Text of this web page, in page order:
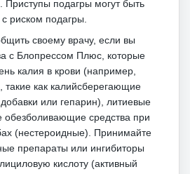
Приступы подагры могут быть
риском подагры.
своему врачу, если вы
с Блопрессом Плюс, которые
калия в крови (например,
такие как калийсберегающие
или гепарин), литиевые
обезболивающие средства при
(нестероидные). Принимайте
препараты или ингибиторы
кислоту (активный